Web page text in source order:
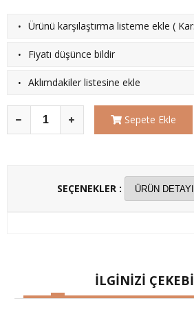
· Ürünü karşılaştırma listeme ekle (
· Fiyatı düşünce bildir
· Aklımdakiler listesine ekle
Sepete Ekle
SEÇENEKLER :
İLGİNİZİ